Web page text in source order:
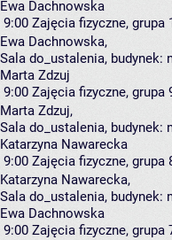
Ewa Dachnowska
9:00 Zajęcia fizyczne, grupa
Ewa Dachnowska,
Sala do_ustalenia, budynek:
Marta Zdzuj
9:00 Zajęcia fizyczne, grupa
Marta Zdzuj,
Sala do_ustalenia, budynek:
Katarzyna Nawarecka
9:00 Zajęcia fizyczne, grupa
Katarzyna Nawarecka,
Sala do_ustalenia, budynek:
Ewa Dachnowska
9:00 Zajęcia fizyczne, grupa